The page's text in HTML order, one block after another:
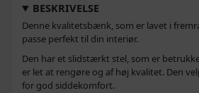
BESKRIVELSE
Denne kvalitetsbænk, som er lavet i
passe perfekt til din interiør.
Den har et slidstærkt stel, som er
er let at rengøre og af høj kvalitet. Den
for god siddekomfort.